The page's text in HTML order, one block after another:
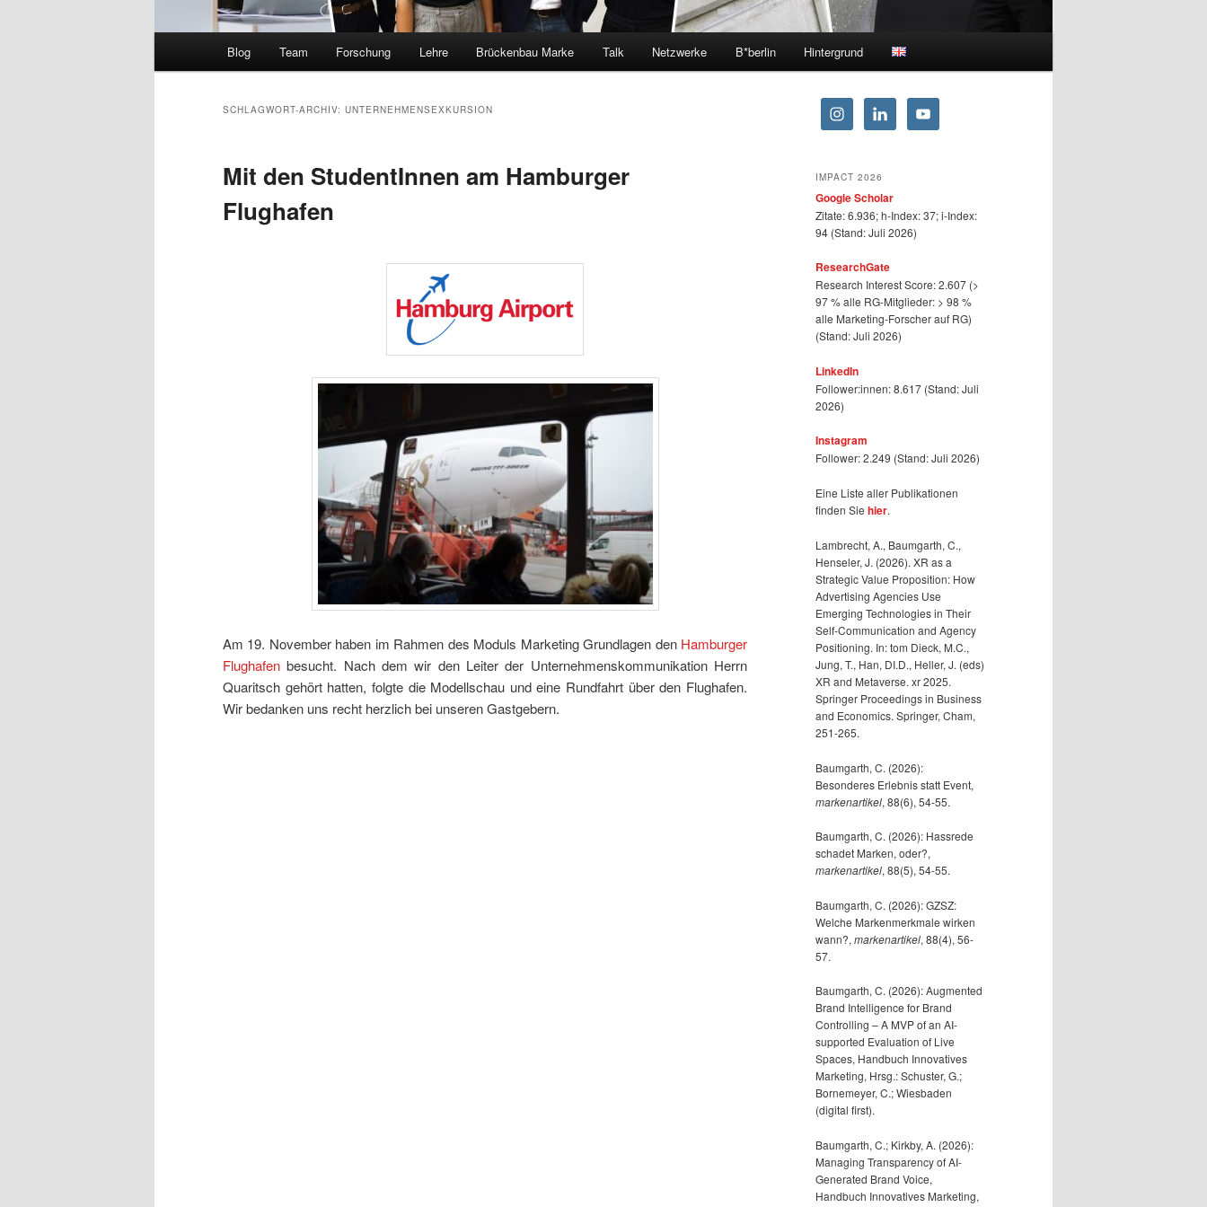
Blog Team Forschung Lehre Brückenbau Marke Talk Netzwerke B*berlin Hintergrund
SCHLAGWORT-ARCHIV: UNTERNEHMENSEXKURSION
Mit den StudentInnen am Hamburger
Flughafen
Am 19. November haben im Rahmen des Moduls Marketing Grundlagen den Hamburger
Flughafen besucht. Nach dem wir den Leiter der Unternehmenskommunikation Herrn
Quaritsch gehört hatten, folgte die Modellschau und eine Rundfahrt über den Flughafen.
Wir bedanken uns recht herzlich bei unseren Gastgebern.
IMPACT 2026
Google Scholar
Zitate: 6.936; h-Index: 37; i-Index:
94 (Stand: Juli 2026)
ResearchGate
Research Interest Score: 2.607 (>
97 % alle RG-Mitglieder: > 98 %
alle Marketing-Forscher auf RG)
(Stand: Juli 2026)
LinkedIn
Follower:innen: 8.617 (Stand: Juli
2026)
Instagram
Follower: 2.249 (Stand: Juli 2026)
Eine Liste aller Publikationen
finden Sie hier.
Lambrecht, A., Baumgarth, C.,
Henseler, J. (2026). XR as a
Strategic Value Proposition: How
Advertising Agencies Use
Emerging Technologies in Their
Self-Communication and Agency
Positioning. In: tom Dieck, M.C.,
Jung, T., Han, DI.D., Heller, J. (eds)
XR and Metaverse. xr 2025.
Springer Proceedings in Business
and Economics. Springer, Cham,
251-265.
Baumgarth, C. (2026):
Besonderes Erlebnis statt Event,
markenartikel, 88(6), 54-55.
Baumgarth, C. (2026): Hassrede
schadet Marken, oder?,
markenartikel, 88(5), 54-55.
Baumgarth, C. (2026): GZSZ:
Welche Markenmerkmale wirken
wann?, markenartikel, 88(4), 56-
57.
Baumgarth, C. (2026): Augmented
Brand Intelligence for Brand
Controlling – A MVP of an AI-
supported Evaluation of Live
Spaces, Handbuch Innovatives
Marketing, Hrsg.: Schuster, G.;
Bornemeyer, C.; Wiesbaden
(digital first).
Baumgarth, C.; Kirkby, A. (2026):
Managing Transparency of AI-
Generated Brand Voice,
Handbuch Innovatives Marketing,